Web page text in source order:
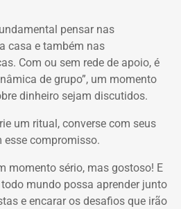
pensar nas
casa e também nas
Com ou sem rede de apoio, é
de grupo”, um momento
dinheiro sejam discutidos.
um ritual, converse com seus
compromisso.
momento sério, mas gostoso! E
mundo possa aprender junto
e encarar os desafios que irão